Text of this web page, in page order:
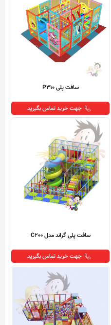
سافت پلی P310
جهت خرید تماس بگیرید
سافت پلی گراند مدل C200
جهت خرید تماس بگیرید